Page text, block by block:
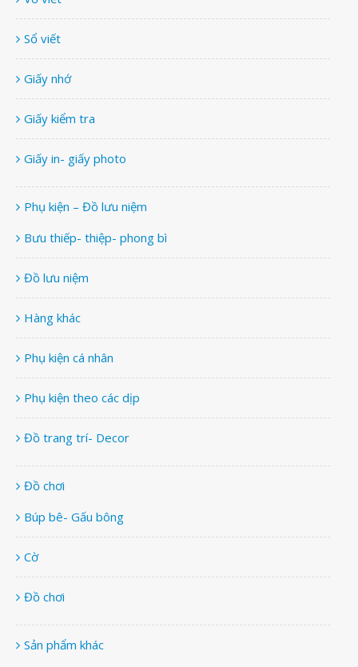
Sổ viết
Giấy nhớ
Giấy kiểm tra
Giấy in- giấy photo
Phụ kiện – Đồ lưu niệm
Bưu thiếp- thiệp- phong bì
Đồ lưu niệm
Hàng khác
Phụ kiện cá nhân
Phụ kiện theo các dịp
Đồ trang trí- Decor
Đồ chơi
Búp bê- Gấu bông
Cờ
Đồ chơi
Sản phẩm khác